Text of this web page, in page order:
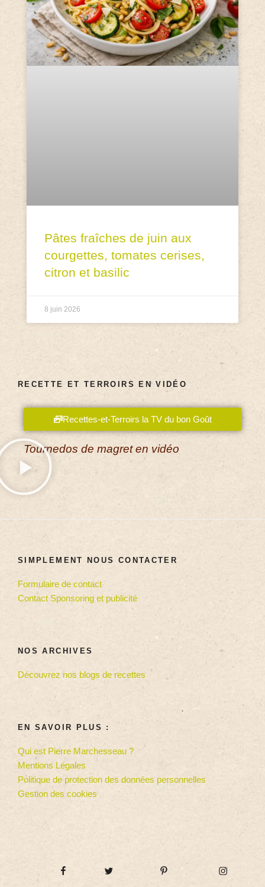
Pâtes fraîches de juin aux
courgettes, tomates cerises,
citron et basilic
8 juin 2026
RECETTE ET TERROIRS EN VIDÉO
Recettes-et-Terroirs la TV du bon Goût
Tournedos de magret en vidéo
SIMPLEMENT NOUS CONTACTER
Formulaire de contact
Contact Sponsoring et publicité
NOS ARCHIVES
Découvrez nos blogs de recettes
EN SAVOIR PLUS :
Qui est Pierre Marchesseau ?
Mentions Légales
Politique de protection des données personnelles
Gestion des cookies